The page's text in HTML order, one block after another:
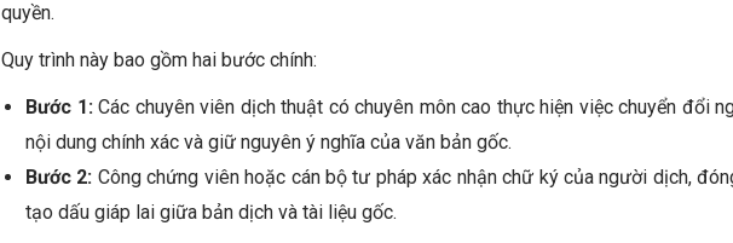
quyền.
Quy trình này bao gồm hai bước chính:
Bước 1 :Các chuyên viên dịch thuật có chuyên môn cao thực hiện việc chuyển đổi
nội dung chính xác và giữ nguyên ý nghĩa của văn bản gốc.
Bước 2: Công chứng viên hoặc cán bộ tư pháp xác nhận chữ ký của người dịch,
tạo dấu giáp lai giữa bản dịch và tài liệu gốc.